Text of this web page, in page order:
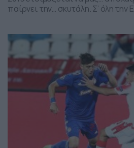
παίρνει την… σκυτάλη. Σ’ όλη την
χώρα μας υπάρχουν δύο βασικές
παρασκευή της. Η μία είναι η